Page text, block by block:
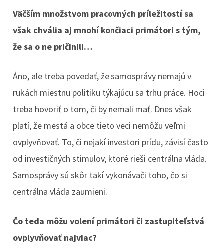
Väčším množstvom pracovných príležitostí sa
však chvália aj mnohí končiaci primátori s tým,
že sa o ne pričinili…
Áno, ale treba povedať, že samosprávy nemajú v
rukách miestnu politiku týkajúcu sa trhu práce. Hoci
treba hovoriť o tom, či by nemali mať. Dnes však
platí, že mestá a obce tieto veci nemôžu veľmi
ovplyvňovať. To, či nejakí investori prídu, závisí často
od investičných stimulov, ktoré rieši centrálna vláda.
Samosprávy sú skôr takí vykonávači toho, čo si
centrálna vláda zaumieni.
Čo teda môžu volení primátori či zastupiteľstvá
ovplyvňovať najviac?